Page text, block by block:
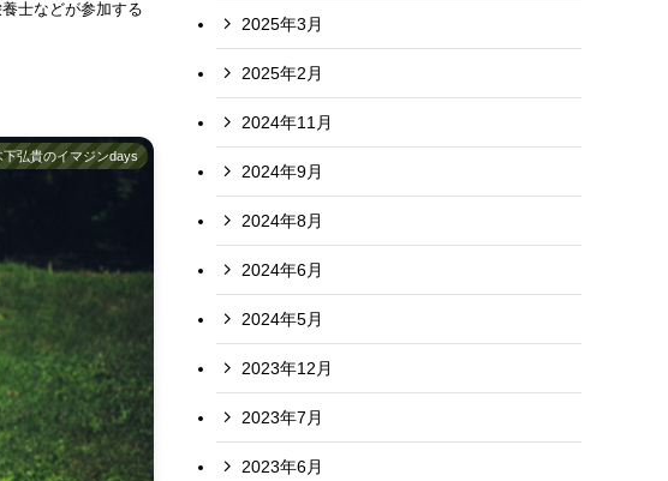
士などが参加する
弘貴のイマジンdays
2025年3月
2025年2月
2024年11月
2024年9月
2024年8月
2024年6月
2024年5月
2023年12月
2023年7月
2023年6月